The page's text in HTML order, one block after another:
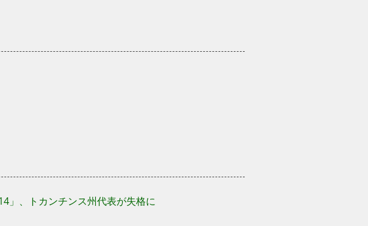
」、トカンチンス州代表が失格に